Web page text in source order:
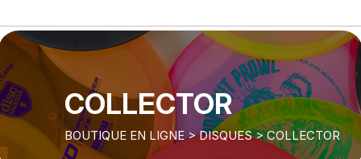
COLLECTOR
BOUTIQUE EN LIGNE>DISQUES>COLLECTOR